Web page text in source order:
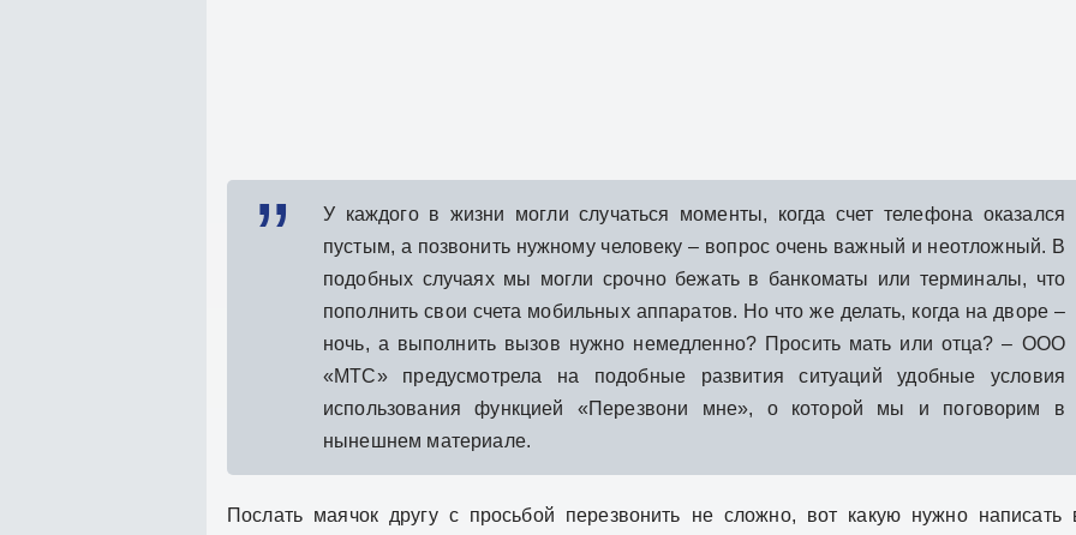
У каждого в жизни могли случаться моменты, когда счет телефона оказался
пустым, а позвонить нужному человеку – вопрос очень важный и неотложный. В
подобных случаях мы могли срочно бежать в банкоматы или терминалы, что
пополнить свои счета мобильных аппаратов. Но что же делать, когда на дворе –
ночь, а выполнить вызов нужно немедленно? Просить мать или отца? – ООО
«МТС» предусмотрела на подобные развития ситуаций удобные условия
использования функцией «Перезвони мне», о которой мы и поговорим в
нынешнем материале.
Послать маячок другу с просьбой перезвонить не сложно, вот какую нужно написать